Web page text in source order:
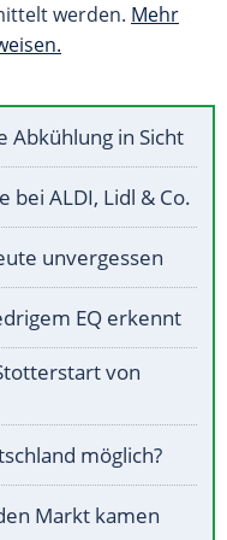
werden. Mehr
Abkühlung in Sicht
bei ALDI, Lidl & Co.
unvergessen
EQ erkennt
von
möglich?
Markt kamen